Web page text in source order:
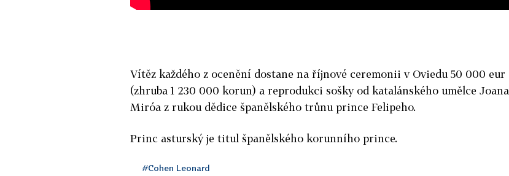
Vítěz každého z ocenění dostane na říjnové ceremonii v Oviedu 50 000 eur
(zhruba 1 230 000 korun) a reprodukci sošky od katalánského umělce Joana
Miróa z rukou dědice španělského trůnu prince Felipeho.
Princ asturský je titul španělského korunního prince.
#Cohen Leonard